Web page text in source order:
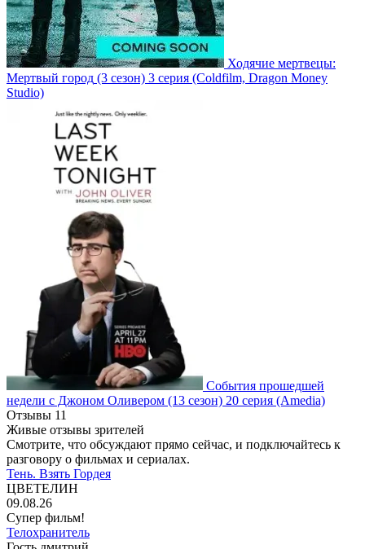
Ходячие мертвецы:
Мертвый город (3 сезон) 3 серия (Coldfilm, Dragon Money
Studio)
События прошедшей
недели с Джоном Оливером (13 сезон) 20 серия (Amedia)
Отзывы 11
Живые отзывы зрителей
Смотрите, что обсуждают прямо сейчас, и подключайтесь к
разговору о фильмах и сериалах.
Тень. Взять Гордея
ЦВЕТЕЛИН
09.08.26
Супер фильм!
Телохранитель